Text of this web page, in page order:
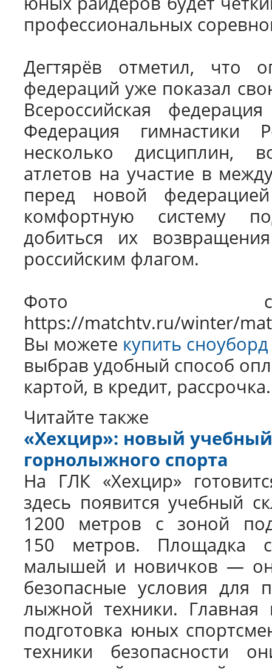
профессиональных
Дегтярёв отметил, что
федераций уже показал
Всероссийская
Федерация гимнастики
несколько дисциплин,
атлетов на участие в
перед новой
комфортную систему
добиться их
российским флагом.
Фото с
https://matchtv.ru/winter/
Вы можете купить сноуборд
выбрав удобный способ
картой, в кредит, рассрочка.
Читайте также
«Хехцир»: новый
горнолыжного спорта
На ГЛК «Хехцир»
здесь появится учебный
1200 метров с зоной
150 метров. Площадка
малышей и новичков —
безопасные условия для
лыжной техники.
подготовка юных
техники безопасности